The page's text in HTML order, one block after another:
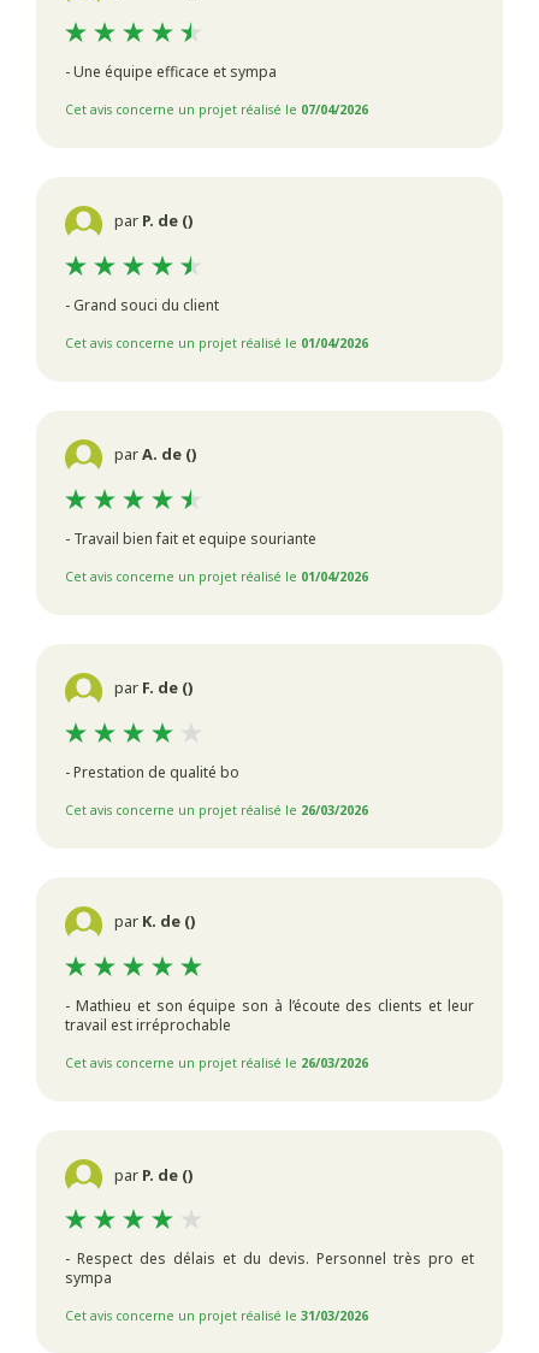
- Une équipe efficace et sympa
Cet avis concerne un projet réalisé le 07/04/2026
par P. de ()
- Grand souci du client
Cet avis concerne un projet réalisé le 01/04/2026
parA. de ()
- Travail bien fait et equipe souriante
Cet avis concerne un projet réalisé le 01/04/2026
par F. de ()
- Prestation de qualité bo
Cet avis concerne un projet réalisé le 26/03/2026
par K. de ()
- Mathieu et son équipe son à l’écoute des clients et leur
travail est irréprochable
Cet avis concerne un projet réalisé le 26/03/2026
par P. de ()
- Respect des délais et du devis. Personnel très pro et
sympa
Cet avis concerne un projet réalisé le31/03/2026